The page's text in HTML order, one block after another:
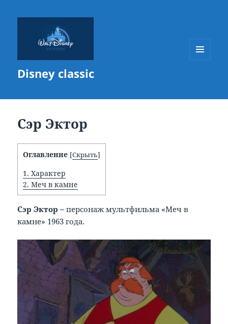
Disney classic
Сэр Эктор
Оглавление [Скрыть]
1. Характер
2. Меч в камне
Сэр Эктор –персонаж мультфильма «Меч в
камне» 1963 года.